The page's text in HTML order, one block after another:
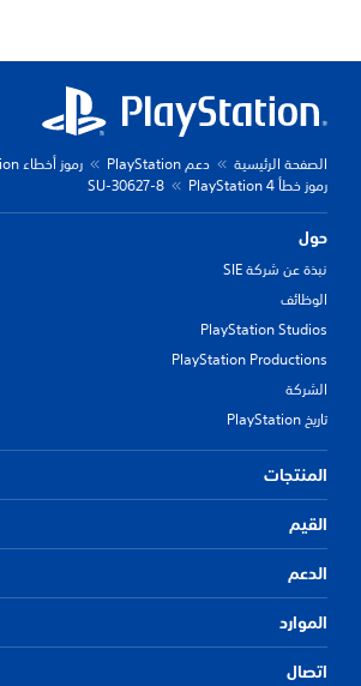
الصفحة الرئيسية دعم PlayStation
رموز أخطاء PlayStation
رموز خطأ PlayStation 4
SU-30627-8
حول
نبذة عن شركة SIE
الوظائف
PlayStation Studios
PlayStation Productions
الشركة
تاريخ PlayStation
المنتجات
القيم
الدعم
الموارد
اتصال